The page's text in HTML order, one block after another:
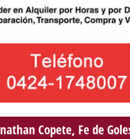
Copete, Fe de